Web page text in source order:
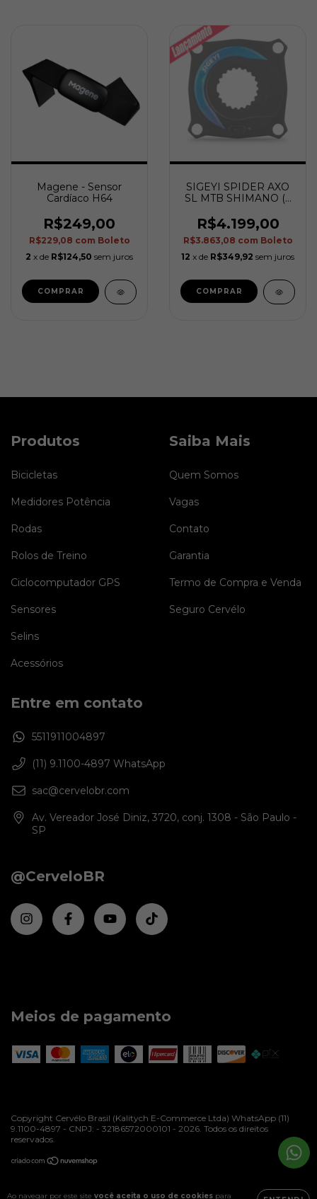
Ao navegar por este site você aceita o uso de cookies para
Magene - Sensor
Cardíaco H64
R$249,00
R$229,08 com Boleto
2 x de R$124,50 sem juros
SIGEYI SPIDER AXO
SL MTB SHIMANO (4
104BCD)
R$4.199,00
R$3.863,08 com Boleto
12 x de R$349,92 sem juros
Produtos
Bicicletas
Medidores Potência
Rodas
Rolos de Treino
Ciclocomputador GPS
Sensores
Selins
Acessórios
Saiba Mais
Quem Somos
Vagas
Contato
Garantia
Termo de Compra e Venda
Seguro Cervélo
Entre em contato
5511911004897
(11) 9.1100-4897 WhatsApp
sac@cervelobr.com
Av. Vereador José Diniz, 3720, conj. 1308 - São Paulo -
SP
@CerveloBR
Meios de pagamento
Copyright Cervélo Brasil (Kalitych E-Commerce Ltda) WhatsApp (11)
9.1100-4897 - CNPJ: - 32186572000101 - 2026. Todos os direitos
reservados.